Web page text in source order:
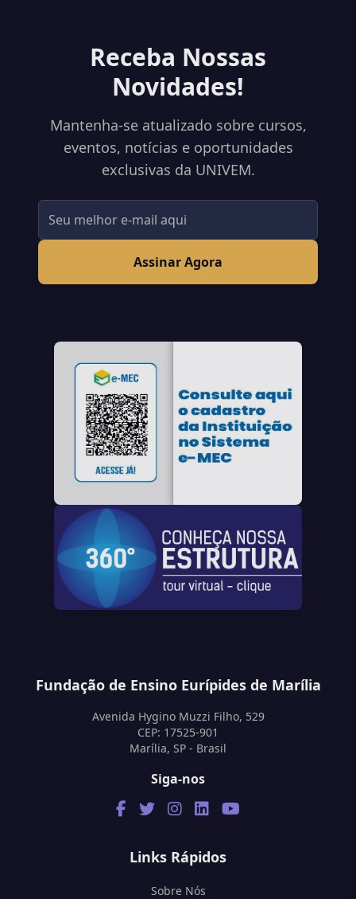
Receba Nossas
Novidades!
Mantenha-se atualizado sobre cursos,
eventos, notícias e oportunidades
exclusivas da UNIVEM.
Assinar Agora
Fundação de Ensino Eurípides de Marília
Avenida Hygino Muzzi Filho, 529
CEP: 17525-901
Marília, SP - Brasil
Siga-nos
Links Rápidos
Sobre Nós